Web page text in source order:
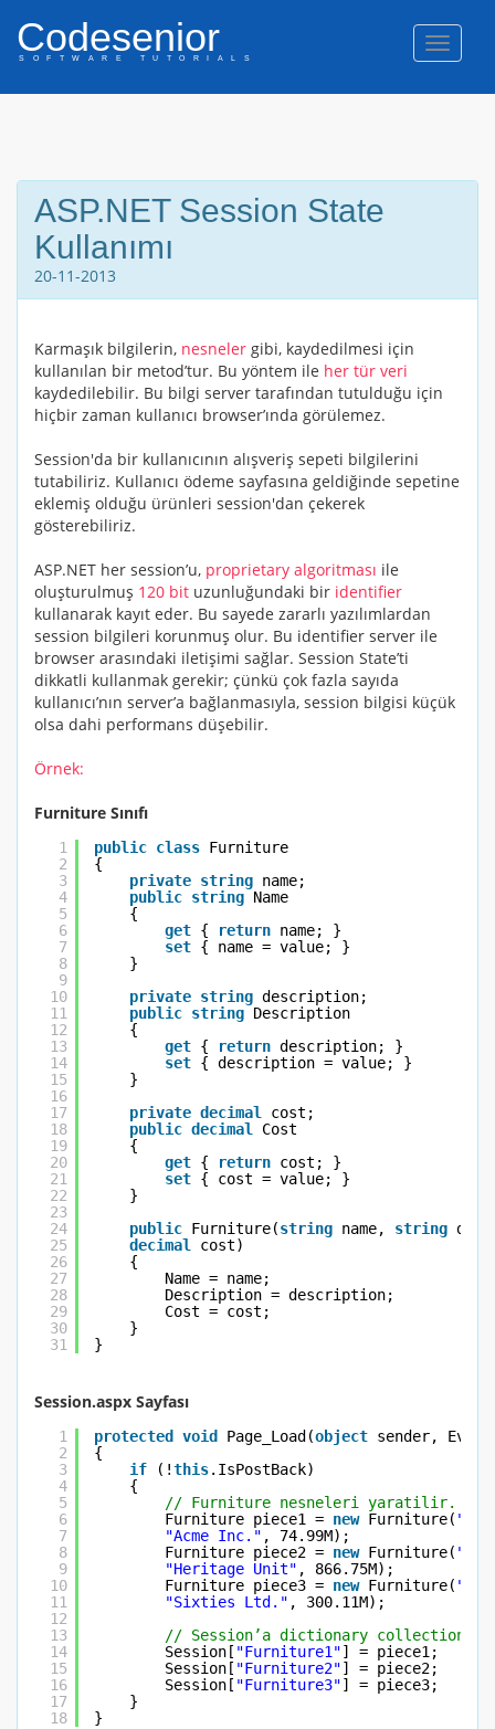
Codesenior
SOFTWARE TUTORIALS
ASP.NET Session State
Kullanımı
20-11-2013
Karmaşık bilgilerin, nesneler gibi, kaydedilmesi için
kullanılan bir metod’tur. Bu yöntem ile her tür veri
kaydedilebilir. Bu bilgi server tarafından tutulduğu için
hiçbir zaman kullanıcı browser’ında görülemez.
Session'da bir kullanıcının alışveriş sepeti bilgilerini
tutabiliriz. Kullanıcı ödeme sayfasına geldiğinde sepetine
eklemiş olduğu ürünleri session'dan çekerek
gösterebiliriz.
ASP.NET her session’u, proprietary algoritması ile
oluşturulmuş 120 bit uzunluğundaki bir identifier
kullanarak kayıt eder. Bu sayede zararlı yazılımlardan
session bilgileri korunmuş olur. Bu identifier server ile
browser arasındaki iletişimi sağlar. Session State’ti
dikkatli kullanmak gerekir; çünkü çok fazla sayıda
kullanıcı’nın server’a bağlanmasıyla, session bilgisi küçük
olsa dahi performans düşebilir.
Örnek:
Furniture Sınıfı
1
2
3
4
5
6
7
8
9
10
11
12
13
14
15
16
17
18
19
20
21
22
23
24
25
26
27
28
29
30
31
public class Furniture
{
private string name;
public string Name
{
get { return name; }
set { name = value; }
}
private string description;
public string Description
{
get { return description; }
set { description = value; }
}
private decimal
cost;
public decimal
Cost
{
get { return cost; }
set { cost = value; }
}
public Furniture(string name, string
decimal
cost)
{
Name = name;
Description = description;
Cost = cost;
}
}
Session.aspx Sayfası
1
2
3
4
5
6
7
8
9
10
11
12
13
14
15
16
17
18
protected void Page_Load(object sender,
{
if
(!this.IsPostBack)
{
// Furniture nesneleri yaratilir.
Furniture piece1 = new Furniture(
"Acme Inc." , 74.99M);
Furniture piece2 = new Furniture(
"Heritage Unit" , 866.75M);
Furniture piece3 = new Furniture(
"Sixties Ltd." , 300.11M);
// Session’a dictionary collection
Session[ "Furniture1"] = piece1;
Session[ "Furniture2"] = piece2;
Session[ "Furniture3"] = piece3;
}
}